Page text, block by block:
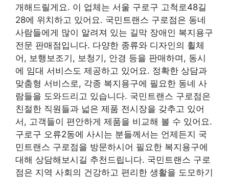
개해드릴게요. 이 업체는 서울 구로구 고척로48길
28에 위치하고 있어요. 국민트랜스 구로점은 동네
사람들에게 많이 알려져 있는 길막 장애인 복지용구
전문 판매점입니다. 다양한 종류와 디자인의 휠체
어, 보행보조기, 보청기, 안경 등을 판매하며, 동시
에 임대 서비스도 제공하고 있어요. 정확한 상담과
맞춤형 서비스로, 각종 복지용구에 필요한 동네 사
람들을 도와드리고 있습니다. 국민트랜스 구로점은
친절한 직원들과 넓은 제품 전시장을 갖추고 있어
서, 고객들이 편안하게 제품을 비교해 볼 수 있어요.
구로구 오류2동에 사시는 분들께서는 언제든지 국
민트랜스 구로점을 방문하시어 필요한 복지용구에
대해 상담해보시길 추천드립니다. 국민트랜스 구로
점은 지역 사회의 건강하고 편리한 생활을 도모하기